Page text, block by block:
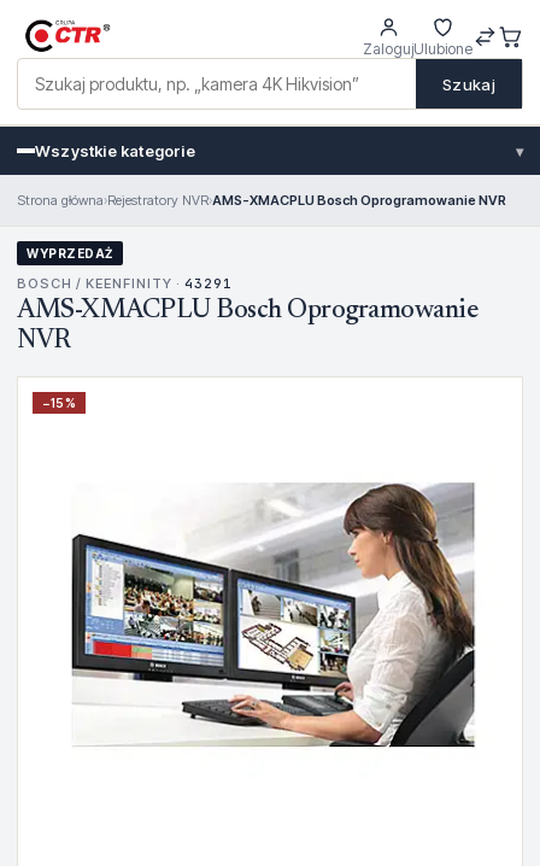
Szukaj
ZalogujUlubione
Wszystkie kategorie ▾
Strona główna›Rejestratory NVR›AMS-XMACPLU Bosch Oprogramowanie NVR
WYPRZEDAŻ
BOSCH / KEENFINITY · 43291
AMS-XMACPLU Bosch Oprogramowanie
NVR
−15%